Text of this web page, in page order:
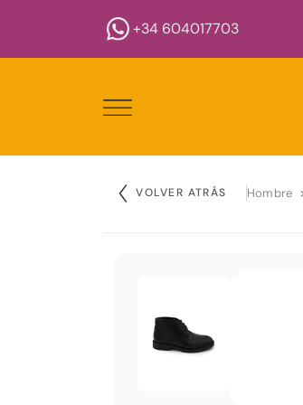
+34 604017703
VOLVER ATRÁS Hombre